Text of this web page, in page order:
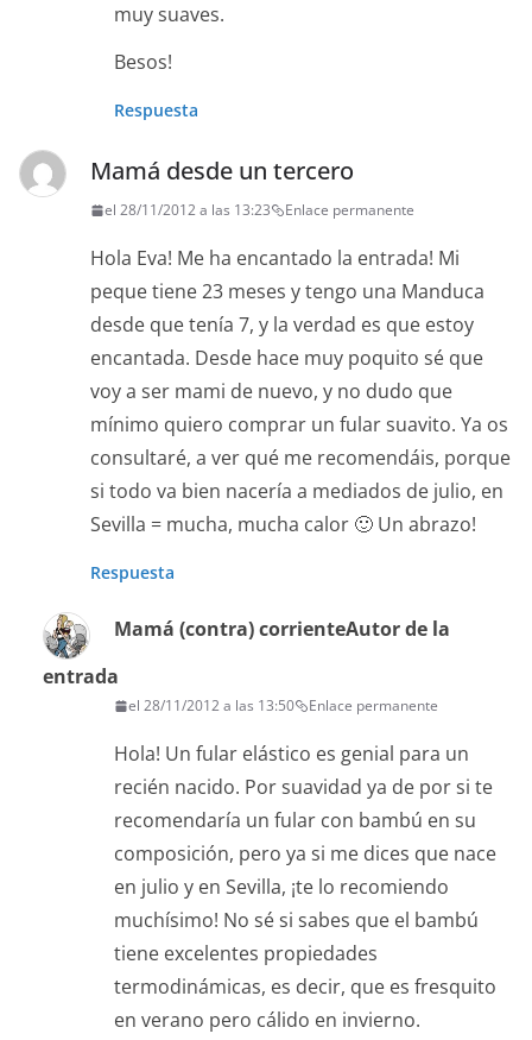
muy suaves.
Besos!
Respuesta
Mamá desde un tercero
el 28/11/2012 a las 13:23 Enlace permanente
Hola Eva! Me ha encantado la entrada! Mi
peque tiene 23 meses y tengo una Manduca
desde que tenía 7, y la verdad es que estoy
encantada. Desde hace muy poquito sé que
voy a ser mami de nuevo, y no dudo que
mínimo quiero comprar un fular suavito. Ya os
consultaré, a ver qué me recomendáis, porque
si todo va bien nacería a mediados de julio, en
Sevilla = mucha, mucha calor 🙂 Un abrazo!
Respuesta
Mamá (contra) corrienteAutor de la
entrada
el 28/11/2012 a las 13:50 Enlace permanente
Hola! Un fular elástico es genial para un
recién nacido. Por suavidad ya de por si te
recomendaría un fular con bambú en su
composición, pero ya si me dices que nace
en julio y en Sevilla, ¡te lo recomiendo
muchísimo! No sé si sabes que el bambú
tiene excelentes propiedades
termodinámicas, es decir, que es fresquito
en verano pero cálido en invierno.